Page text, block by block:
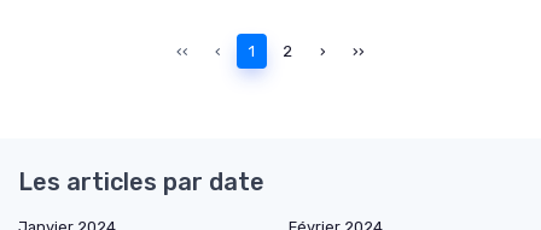
‹‹ ‹ 1 2 › ››
Les articles par date